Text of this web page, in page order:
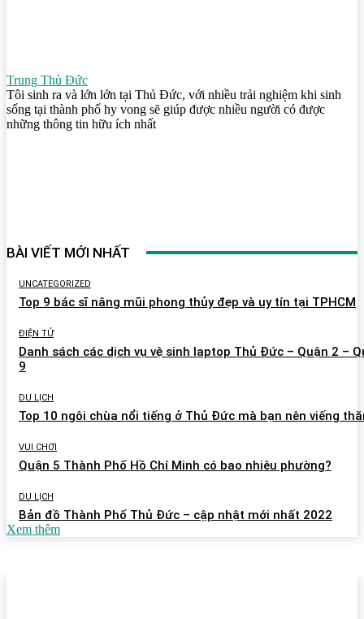
Trung Thủ Đức
Tôi sinh ra và lớn lớn tại Thủ Đức, với nhiều trải nghiệm khi sinh
sống tại thành phố hy vong sẽ giúp được nhiều người có được
những thông tin hữu ích nhất
BÀI VIẾT MỚI NHẤT
UNCATEGORIZED
Top 9 bác sĩ nâng mũi phong thủy đẹp và uy tín tại TPHCM
ĐIỆN TỬ
Danh sách các dịch vụ vệ sinh laptop Thủ Đức – Quận 2 –
9
DU LỊCH
Top 10 ngôi chùa nổi tiếng ở Thủ Đức mà bạn nên viếng
VUI CHƠI
Quận 5 Thành Phố Hồ Chí Minh có bao nhiêu phường?
DU LỊCH
Bản đồ Thành Phố Thủ Đức – cập nhật mới nhất 2022
Xem thêm